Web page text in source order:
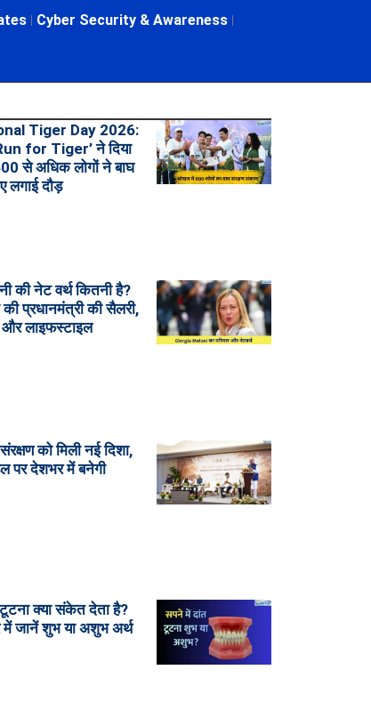
Cyber Security & Awareness
Tiger Day 2026:
for Tiger’ ने दिया
से अधिक लोगों ने बाघ
लगाई दौड़
की नेट वर्थ कितनी है?
की प्रधानमंत्री की सैलरी,
और लाइफस्टाइल
को मिली नई दिशा,
पर देशभर में बनेगी
क्या संकेत देता है?
में जानें शुभ या अशुभ अर्थ